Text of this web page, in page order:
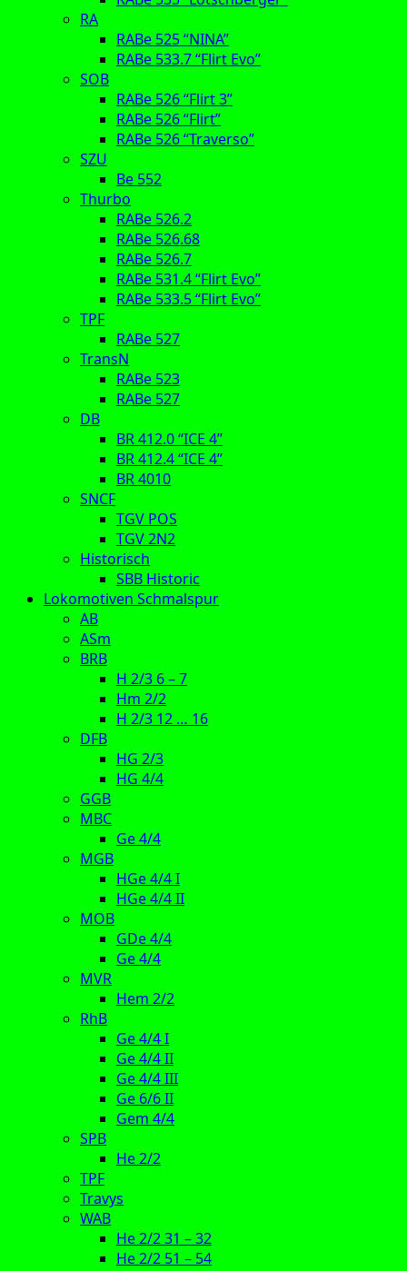
RA
RABe 525 “NINA”
RABe 533.7 “Flirt Evo”
SOB
RABe 526 “Flirt 3”
RABe 526 “Flirt”
RABe 526 “Traverso”
SZU
Be 552
Thurbo
RABe 526.2
RABe 526.68
RABe 526.7
RABe 531.4 “Flirt Evo”
RABe 533.5 “Flirt Evo”
TPF
RABe 527
TransN
RABe 523
RABe 527
DB
BR 412.0 “ICE 4”
BR 412.4 “ICE 4”
BR 4010
SNCF
TGV POS
TGV 2N2
Historisch
SBB Historic
Lokomotiven Schmalspur
AB
ASm
BRB
H 2/3 6 – 7
Hm 2/2
H 2/3 12 … 16
DFB
HG 2/3
HG 4/4
GGB
MBC
Ge 4/4
MGB
HGe 4/4 I
HGe 4/4 II
MOB
GDe 4/4
Ge 4/4
MVR
Hem 2/2
RhB
Ge 4/4 I
Ge 4/4 II
Ge 4/4 III
Ge 6/6 II
Gem 4/4
SPB
He 2/2
TPF
Travys
WAB
He 2/2 31 – 32
He 2/2 51 – 54